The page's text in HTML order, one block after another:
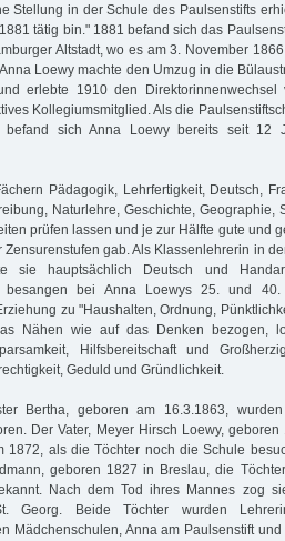
Stellung in der Schule des Paulsenstifts
tätig bin." 1881 befand sich das
Altstadt, wo es am 3. November
Loewy machte den Umzug in die
erlebte 1910 den Direktorinnenwechsel
Kollegiumsmitglied. Als die
befand sich Anna Loewy bereits seit 12
Pädagogik, Lehrfertigkeit, Deutsch,
Naturlehre, Geschichte, Geographie,
prüfen lassen und je zur Hälfte gute und
gab. Als Klassenlehrerin in
sie hauptsächlich Deutsch und
besangen bei Anna Loewys 25. und 40.
zu "Haushalten, Ordnung,
Nähen wie auf das Denken bezogen,
Hilfsbereitschaft und
Geduld und Gründlichkeit.
Bertha, geboren am 16.3.1863,
Der Vater, Meyer Hirsch Loewy, geboren
1872, als die Töchter noch die Schule
geboren 1827 in Breslau, die
Nach dem Tod ihres Mannes zog
Georg. Beide Töchter wurden
Mädchenschulen, Anna am Paulsenstift und